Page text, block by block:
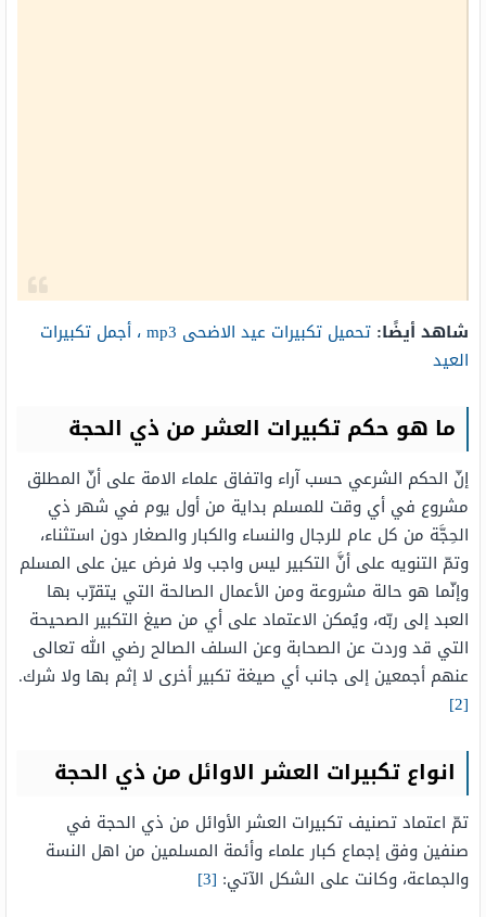
شاهد أيضًا:
تحميل تكبيرات عيد الاضحى mp3 ، أجمل تكبيرات
العيد
ما هو حكم تكبيرات العشر من ذي الحجة
إنّ الحكم الشرعي حسب آراء واتفاق علماء الامة على أنّ المطلق
مشروع في أي وقت للمسلم بداية من أول يوم في شهر ذي
الحِجَّة من كل عام للرجال والنساء والكبار والصغار دون استثناء،
وتمّ التنويه على أنَّ التكبير ليس واجب ولا فرض عين على المسلم
وإنّما هو حالة مشروعة ومن الأعمال الصالحة التي يتقرّب بها
العبد إلى ربّه، ويُمكن الاعتماد على أي من صيغ التكبير الصحيحة
التي قد وردت عن الصحابة وعن السلف الصالح رضي الله تعالى
عنهم أجمعين إلى جانب أي صيغة تكبير أخرى لا إثم بها ولا شرك.
[2]
انواع تكبيرات العشر الاوائل من ذي الحجة
تمّ اعتماد تصنيف تكبيرات العشر الأوائل من ذي الحجة في
صنفين وفق إجماع كبار علماء وأئمة المسلمين من اهل النسة
والجماعة، وكانت على الشكل الآتي: [3]